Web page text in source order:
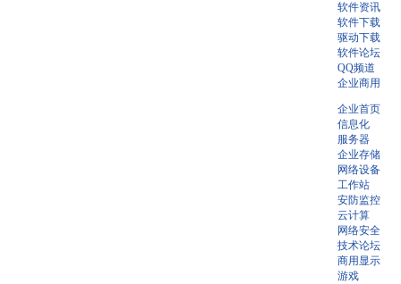
软件资讯
软件下载
驱动下载
软件论坛
QQ频道
企业商用
企业首页
信息化
服务器
企业存储
网络设备
工作站
安防监控
云计算
网络安全
技术论坛
商用显示
游戏